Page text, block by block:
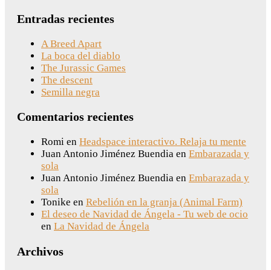
Entradas recientes
A Breed Apart
La boca del diablo
The Jurassic Games
The descent
Semilla negra
Comentarios recientes
Romi en Headspace interactivo. Relaja tu mente
Juan Antonio Jiménez Buendia en Embarazada y
sola
Juan Antonio Jiménez Buendia en Embarazada y
sola
Tonike en Rebelión en la granja (Animal Farm)
El deseo de Navidad de Ángela - Tu web de ocio
en La Navidad de Ángela
Archivos